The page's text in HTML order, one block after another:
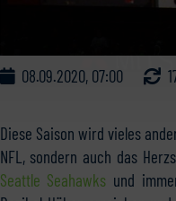
08.09.2020, 07:00
Diese Saison wird vieles
NFL, sondern auch das
Seattle Seahawks und